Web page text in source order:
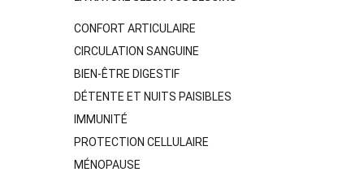
CONFORT ARTICULAIRE
CIRCULATION SANGUINE
BIEN-ÊTRE DIGESTIF
DÉTENTE ET NUITS PAISIBLES
IMMUNITÉ
PROTECTION CELLULAIRE
MÉNOPAUSE